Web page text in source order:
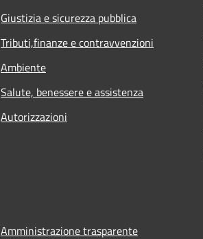
Giustizia e sicurezza pubblica
Tributi,finanze e contravvenzioni
Ambiente
Salute, benessere e assistenza
Autorizzazioni
Amministrazione trasparente